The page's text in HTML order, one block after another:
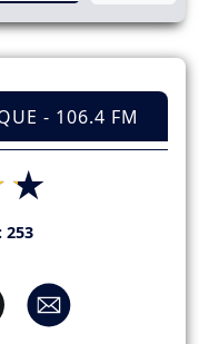
- 106.4 FM
253